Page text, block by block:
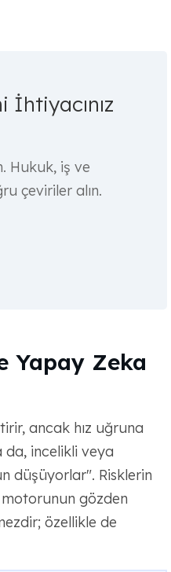
Hukuk, iş ve
çeviriler alın.
Yapay Zeka
ancak hız uğruna
da, incelikli veya
düşüyorlar". Risklerin
gözden
özellikle de